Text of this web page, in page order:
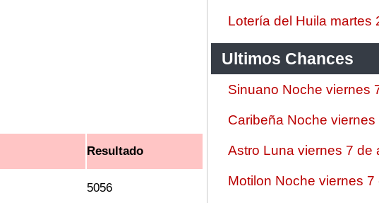
Resultado
5056
Lotería del Huila martes
Ultimos Chances
Sinuano Noche viernes
Caribeña Noche
Astro Luna viernes 7 de
Motilon Noche viernes